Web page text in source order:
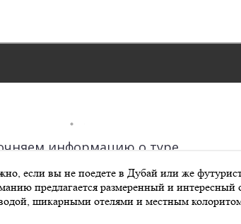
если вы не поедете в Дубай или же
предлагается размеренный и интересный
шикарными отелями и местным